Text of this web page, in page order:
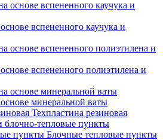
вспененного каучука и
вспененного полиэтилена и
минеральной ваты
Техпластина резиновая
блочно-тепловые пункты
Блочные тепловые пункты